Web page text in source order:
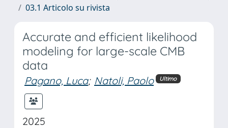
03.1 Articolo su rivista
Accurate and efficient likelihood
modeling for large-scale CMB
data
Pagano, Luca; Natoli, Paolo Ultimo
2025